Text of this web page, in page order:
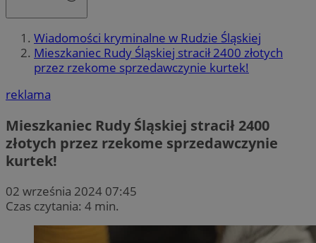
Wiadomości kryminalne w Rudzie Śląskiej
Mieszkaniec Rudy Śląskiej stracił 2400 złotych
przez rzekome sprzedawczynie kurtek!
reklama
Mieszkaniec Rudy Śląskiej stracił 2400
złotych przez rzekome sprzedawczynie
kurtek!
02 września 2024 07:45
Czas czytania: 4 min.